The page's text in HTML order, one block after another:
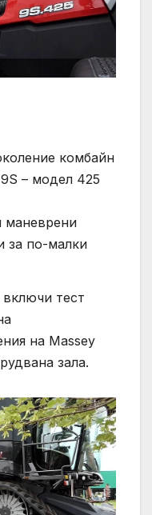
комбайн
– модел 425
маневрени
за по-малки
тест
на Massey
зала.